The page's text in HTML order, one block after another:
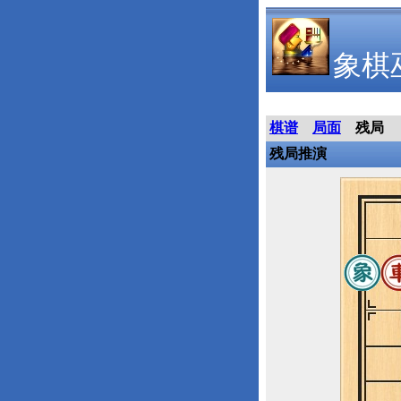
象棋
棋谱 局面
残局
残局推演